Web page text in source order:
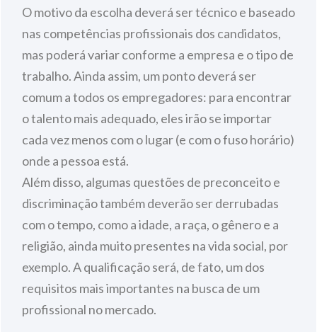
O motivo da escolha deverá ser técnico e baseado
nas competências profissionais dos candidatos,
mas poderá variar conforme a empresa e o tipo de
trabalho. Ainda assim, um ponto deverá ser
comum a todos os empregadores: para encontrar
o talento mais adequado, eles irão se importar
cada vez menos com o lugar (e com o fuso horário)
onde a pessoa está.
Além disso, algumas questões de preconceito e
discriminação também deverão ser derrubadas
com o tempo, como a idade, a raça, o gênero e a
religião, ainda muito presentes na vida social, por
exemplo. A qualificação será, de fato, um dos
requisitos mais importantes na busca de um
profissional no mercado.